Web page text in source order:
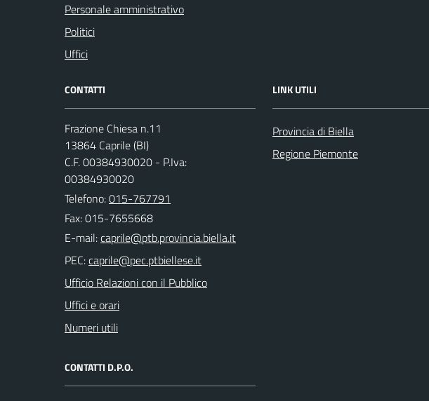
Personale amministrativo
Politici
Uffici
CONTATTI
Frazione Chiesa n.11
13864 Caprile (BI)
C.F. 00384930020 - P.Iva:
00384930020
Telefono:015-767791
Fax: 015-7655668
E-mail:
PEC:
Ufficio Relazioni con il Pubblico
Uffici e orari
Numeri utili
CONTATTI D.P.O.
LINK UTILI
Provincia di Biella
Regione Piemonte